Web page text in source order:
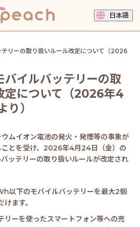
日本語
リーの取り扱いルール改定について（2026
バイルバッテリーの取
定について（2026年4
）
ムイオン電池の発火・発煙等の事象が
ことを受け、2026年4月24日（金）の
ッテリーの取り扱いルールが改定され
以下のモバイルバッテリーを最大2個
ます。
リーを使ったスマートフォン等への充